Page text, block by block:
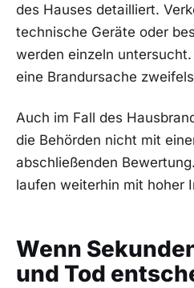
des Hauses detailliert.
technische Geräte oder
werden einzeln
eine Brandursache
Auch im Fall des
die Behörden nicht mit
abschließenden
laufen weiterhin mit hoher
Wenn
und Tod